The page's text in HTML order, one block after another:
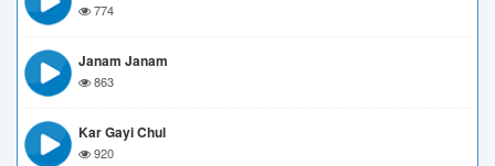
774
Janam Janam
863
Kar Gayi Chul
920